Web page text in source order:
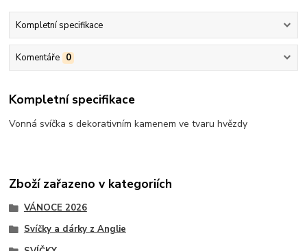
Kompletní specifikace
Komentáře 0
Kompletní specifikace
Vonná svíčka s dekorativním kamenem ve tvaru hvězdy
Zboží zařazeno v kategoriích
VÁNOCE 2026
Svíčky a dárky z Anglie